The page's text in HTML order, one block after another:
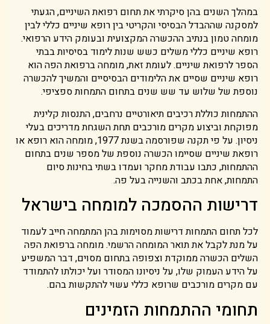
במהלך השנים בהן סיקרתי את תחום רפואת השיניים, הגעתי
למסקנה שההבדל הבסיסי והקריטי בין רופא שיניים כללי לבין
מומחה טמון בנתיב ההכשרה המקצועית ובעומק הידע הרפואי.
רופא שיניים כללי משלים כשש שנות לימוד בסיסיות בבתי
הספר לרפואת שיניים. לעומת זאת, מומחה ברפואת הפה הוא
רופא שיניים שסיים את הלימודים הבסיסיים והמשיך להכשרה
נוספת של שלוש עד שש שנים בתחום התמחות ספציפי.
ההתמחות כוללת רכיבים תיאורטיים נרחבים, התנסות קלינית
מפוקחת וביצוע מקרים מורכבים תחת השגחת מדריכים בעלי
ניסיון. על פי תקנה שפורסמה בשנת 1977, מומחה הוא רופא או
רופאת שיניים שסיימו הכשרה נוספת של מספר שנים בתחום
ההתמחות, כתבו עבודת מחקר ועמדו בשתי בחינות סיום
התמחות, אחת בכתב והשנייה בעל פה.
דרישות ההסמכה למומחה בישראל
לכל תחום התמחות דרישות מסוימות בהן המתמחה חייב לעמוד
על מנת לקבל את תואר המומחה הרשמי. מומחה ברפואת הפה
השלים הכשרה ממוקדת וצפופה בתחום מסוים, דבר המשפיע
על הידע העמוק שלו, על ניסיונו המסודר ועל יכולתו להתמודד
עם מקרים מורכבים שרופא כללי עשוי להתקשות בהם.
תחומי ההתמחות הזמינים